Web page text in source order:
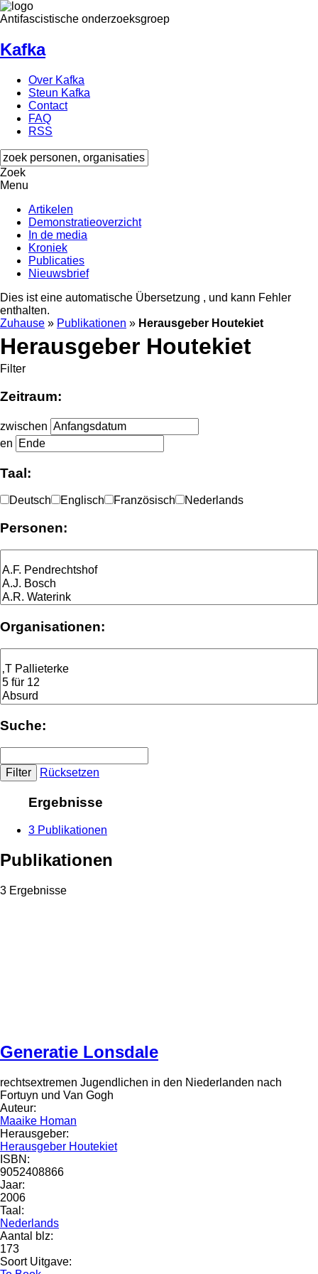
Antifascistische onderzoeksgroep
Kafka
Over Kafka
Steun Kafka
Contact
FAQ
RSS
Zoek
Menu
Artikelen
Demonstratieoverzicht
In de media
Kroniek
Publicaties
Nieuwsbrief
Dies ist eine automatische Übersetzung , und kann Fehler
enthalten.
Zuhause » Publikationen » Herausgeber Houtekiet
Herausgeber Houtekiet
Filter
Zeitraum:
zwischen
en
Taal:
Deutsch Englisch Französisch Nederlands
Personen:
Organisationen:
Suche:
Rücksetzen
Ergebnisse
3 Publikationen
Publikationen
3 Ergebnisse
Generatie Lonsdale
rechtsextremen Jugendlichen in den Niederlanden nach
Fortuyn und Van Gogh
Auteur:
Maaike Homan
Herausgeber:
Herausgeber Houtekiet
ISBN:
9052408866
Jaar:
2006
Taal:
Nederlands
Aantal blz:
173
Soort Uitgave: